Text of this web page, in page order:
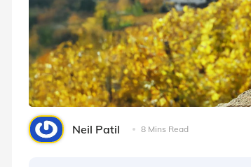
Neil Patil 8 Mins Read